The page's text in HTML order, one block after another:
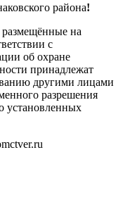
района!
на
с
об охране
принадлежат
другими лицами
разрешения
установленных